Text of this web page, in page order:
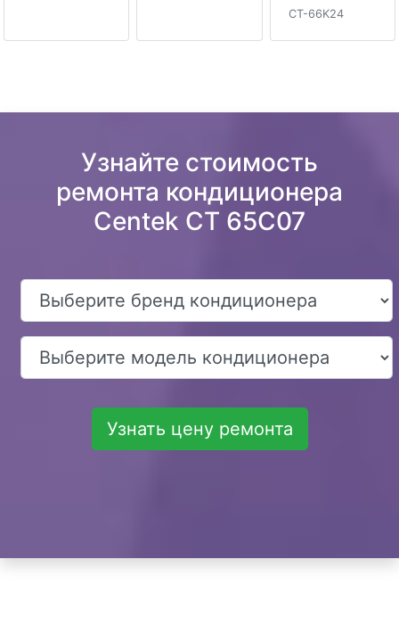
CT-66K24
Узнайте стоимость
ремонта кондиционера
Centek CT 65C07
Узнать цену ремонта